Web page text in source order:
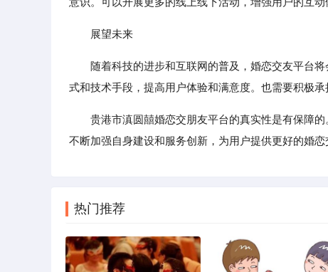
展望未来
随着科技的进步和互联网的普及，婚恋交友平台
式和技术手段，提高用户体验和满意度。也需要积极
贵港市滇圆囍婚恋交朋友平台的真实性是有保障
不断加强自身建设和服务创新，为用户提供更好的婚恋
热门推荐